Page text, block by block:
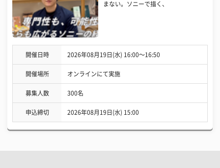
まない。ソニーで描く、
開催日時 2026年08月19日(水) 16:00〜16:50
開催場所 オンラインにて実施
募集人数 300名
申込締切 2026年08月19日(水) 15:00